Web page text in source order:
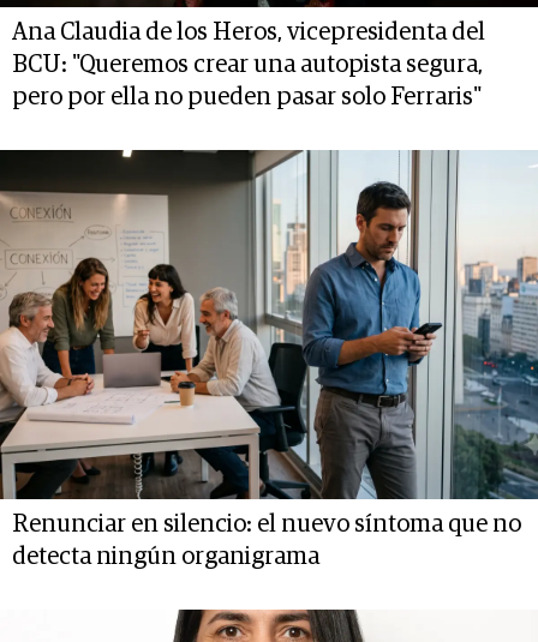
Ana Claudia de los Heros, vicepresidenta del
BCU: "Queremos crear una autopista segura,
pero por ella no pueden pasar solo Ferraris"
Renunciar en silencio: el nuevo síntoma que no
detecta ningún organigrama